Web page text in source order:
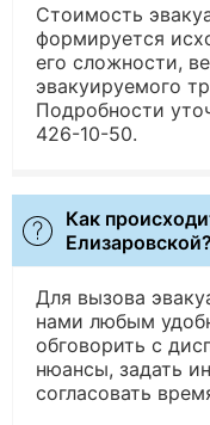
Стоимость
формируется
его сложности,
эвакуируемого
Подробности
426-10-50.
Как
Елизаровской?
Для вызова
нами любым
обговорить с
нюансы, задать
согласовать